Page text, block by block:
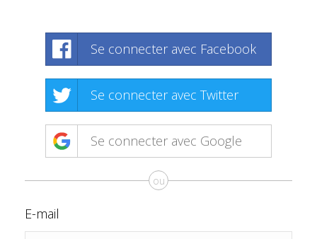
Se connecter avec Facebook
Se connecter avec Twitter
Se connecter avec Google
ou
E-mail